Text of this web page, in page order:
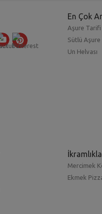
En Çok
Aşure Tarifi
Sütlü
Un Helvası
Mercimek
Ekmek